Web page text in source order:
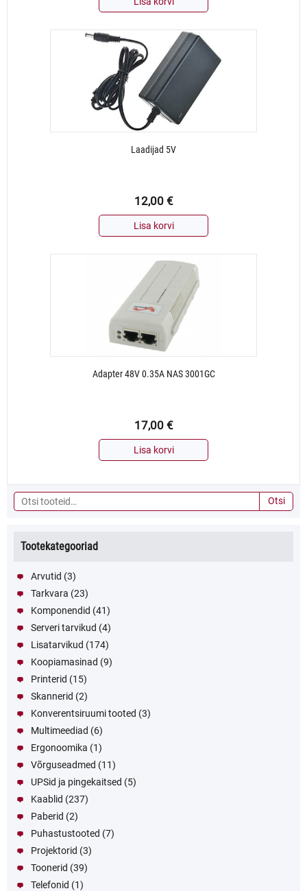
Laadijad 5V
12,00 €
Lisa korvi
Adapter 48V 0.35A NAS 3001GC
17,00 €
Lisa korvi
Otsi: Otsi
Tootekategooriad
Arvutid (3)
Tarkvara (23)
Komponendid (41)
Serveri tarvikud (4)
Lisatarvikud (174)
Koopiamasinad (9)
Printerid (15)
Skannerid (2)
Konverentsiruumi tooted (3)
Multimeediad (6)
Ergonoomika (1)
Võrguseadmed (11)
UPSid ja pingekaitsed (5)
Kaablid (237)
Paberid (2)
Puhastustooted (7)
Projektorid (3)
Toonerid (39)
Telefonid (1)